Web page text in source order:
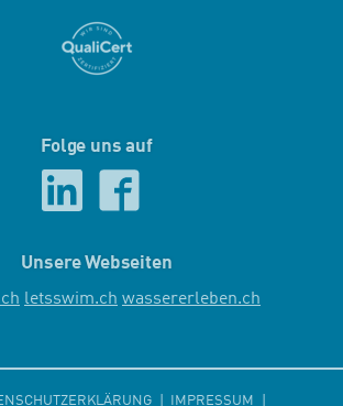
Folge uns auf
Unsere Webseiten
letsswim.ch wassererleben.ch
IMPRESSUM